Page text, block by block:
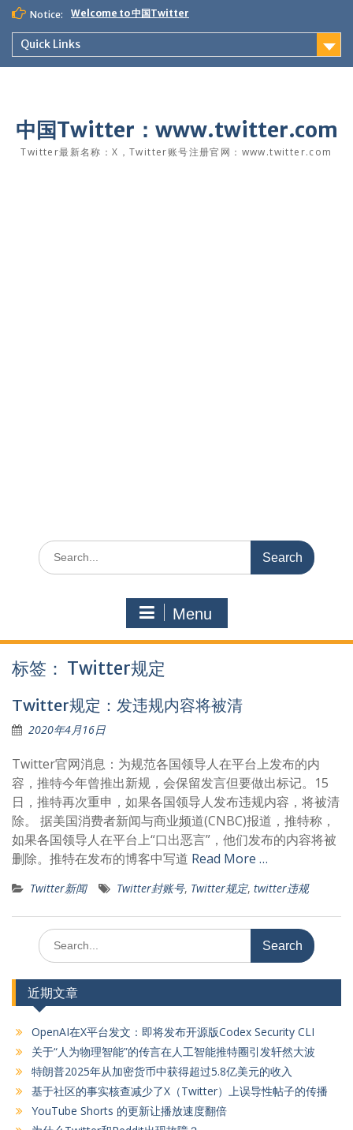
Skip
content
Notice: Welcome to 中国Twitter
Quick Links
中国Twitter：www.twitter.com
Twitter最新名称：X，Twitter账号注册官网：www.twitter.com
Search
for:
Menu
标签： Twitter规定
Twitter规定：发违规内容将被清
2020年4月16日
Twitter官网消息：为规范各国领导人在平台上发布的内
容，推特今年曾推出新规，会保留发言但要做出标记。15
日，推特再次重申，如果各国领导人发布违规内容，将被清
除。 据美国消费者新闻与商业频道(CNBC)报道，推特称，
如果各国领导人在平台上“口出恶言”，他们发布的内容将被
删除。推特在发布的博客中写道 Read More …
Twitter新闻 Twitter封账号, Twitter规定, twitter违规
Search
for:
近期文章
OpenAI在X平台发文：即将发布开源版Codex Security CLI
关于“人为物理智能”的传言在人工智能推特圈引发轩然大波
特朗普2025年从加密货币中获得超过5.8亿美元的收入
基于社区的事实核查减少了X（Twitter）上误导性帖子的传播
YouTube Shorts 的更新让播放速度翻倍